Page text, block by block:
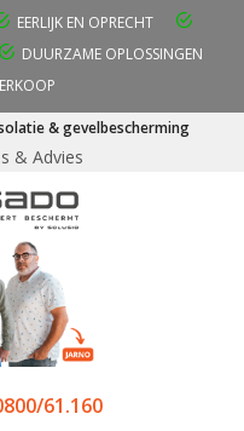
EERLIJK EN OPRECHT
DUURZAME OPLOSSINGEN
& gevelbescherming
& Advies
61.160